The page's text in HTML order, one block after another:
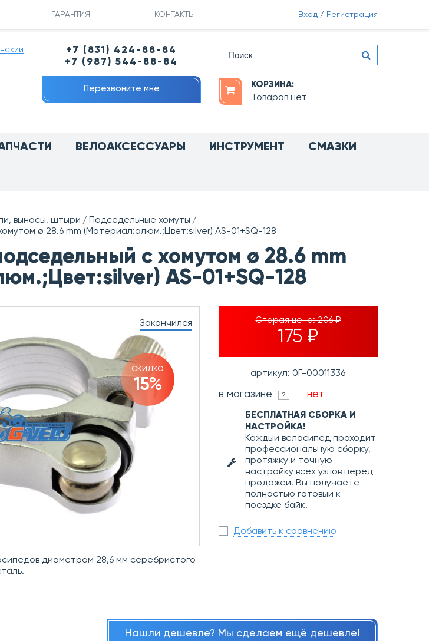
ГАРАНТИЯ КОНТАКТЫ Вход / Регистрация
+7 (831) 424-88-84
+7 (987) 544-88-84
Перезвоните мне КОРЗИНА:
Товаров нет
ВЕЛОАКСЕССУАРЫ ИНСТРУМЕНТ СМАЗКИ
выносы, штыри
Подседельные хомуты
ø 28.6 mm (Материал:алюм.;Цвет:silver) AS-01+SQ-128
с хомутом ø 28.6 mm
AS-01+SQ-128
Закончился
скидка
15%
диаметром 28,6 мм серебристого
Старая цена:206 ₽
175 ₽
артикул: 0Г-00011336
в магазине ? нет
БЕСПЛАТНАЯ СБОРКА И
НАСТРОЙКА!
Каждый велосипед проходит
профессиональную сборку,
протяжку и точную
настройку всех узлов перед
продажей. Вы получаете
полностью готовый к
поездке байк.
Добавить к сравнению
Нашли дешевле? Мы сделаем ещё дешевле!